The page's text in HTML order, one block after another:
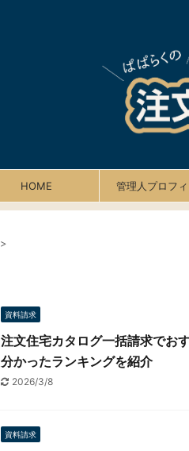
HOME 管理人プロフ
>
資料請求
注文住宅カタログ一括請求でお
分かったランキングを紹介
2026/3/8
資料請求